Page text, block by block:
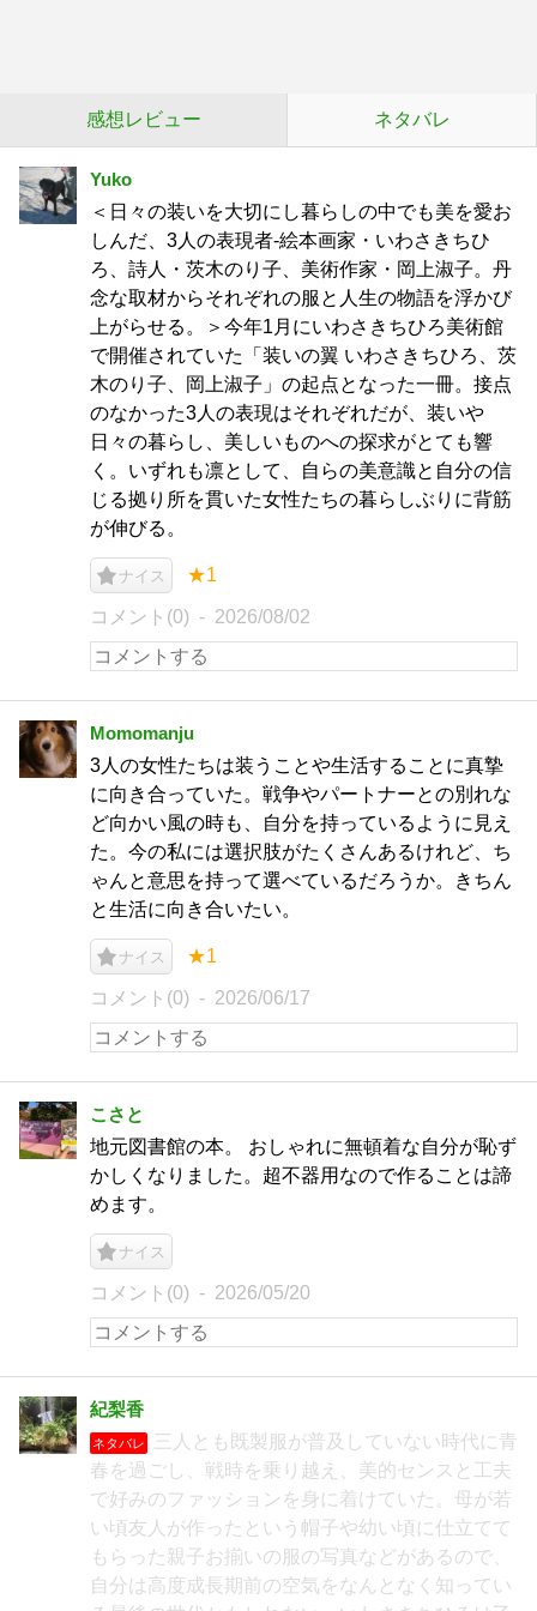
感想レビュー ネタバレ
Yuko
＜日々の装いを大切にし暮らしの中でも美を愛お
しんだ、3人の表現者-絵本画家・いわさきちひ
ろ、詩人・茨木のり子、美術作家・岡上淑子。丹
念な取材からそれぞれの服と人生の物語を浮かび
上がらせる。＞今年1月にいわさきちひろ美術館
で開催されていた「装いの翼 いわさきちひろ、茨
木のり子、岡上淑子」の起点となった一冊。接点
のなかった3人の表現はそれぞれだが、装いや
日々の暮らし、美しいものへの探求がとても響
く。いずれも凛として、自らの美意識と自分の信
じる拠り所を貫いた女性たちの暮らしぶりに背筋
が伸びる。
ナイス ★1
コメント(0) 2026/08/02
Momomanju
3人の女性たちは装うことや生活することに真摯
に向き合っていた。戦争やパートナーとの別れな
ど向かい風の時も、自分を持っているように見え
た。今の私には選択肢がたくさんあるけれど、ち
ゃんと意思を持って選べているだろうか。きちん
と生活に向き合いたい。
ナイス ★1
コメント(0) 2026/06/17
こさと
地元図書館の本。 おしゃれに無頓着な自分が恥ず
かしくなりました。超不器用なので作ることは諦
めます。
ナイス
コメント(0) 2026/05/20
紀梨香
ネタバレ
三人とも既製服が普及していない時代に青
春を過ごし、戦時を乗り越え、美的センスと工夫
で好みのファッションを身に着けていた。母が若
い頃友人が作ったという帽子や幼い頃に仕立てて
もらった親子お揃いの服の写真などがあるので、
自分は高度成長期前の空気をなんとなく知ってい